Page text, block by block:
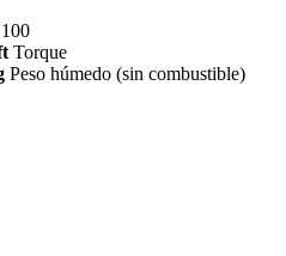
Torque
Peso húmedo (sin combustible)